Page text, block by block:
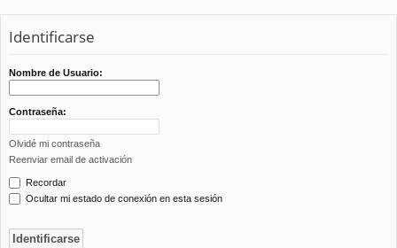
Identificarse
Nombre de Usuario:
Contraseña:
Olvidé mi contraseña
Reenviar email de activación
Recordar
Ocultar mi estado de conexión en esta sesión